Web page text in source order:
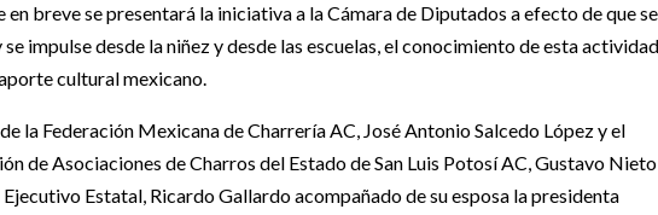
en breve se presentará la iniciativa a la Cámara de Diputados a efecto de que se
impulse desde la niñez y desde las escuelas, el conocimiento de esta actividad
cultural mexicano.
la Federación Mexicana de Charrería AC, José Antonio Salcedo López y el
de Asociaciones de Charros del Estado de San Luis Potosí AC, Gustavo Nieto
Estatal, Ricardo Gallardo acompañado de su esposa la presidenta